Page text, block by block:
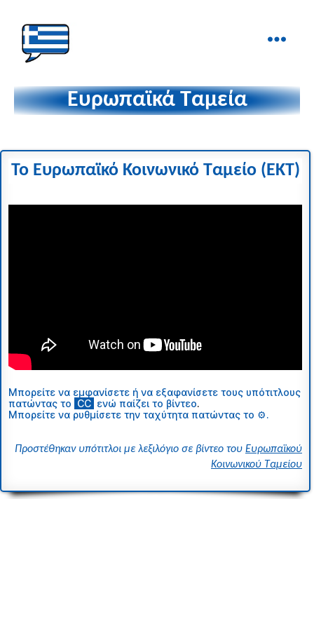
στα
Δάχτυλα! Ευρωπαϊκά Ταμεία
Το Ευρωπαϊκό Κοινωνικό Ταμείο (ΕΚΤ)
Μπορείτε να εμφανίσετε ή να εξαφανίσετε τους υπότιτλους
πατώντας το CC ενώ παίζει το βίντεο.
Μπορείτε να ρυθμίσετε την ταχύτητα πατώντας το ⚙.
Προστέθηκαν υπότιτλοι με λεξιλόγιο σε βίντεο του Ευρωπαϊκού
Κοινωνικού Ταμείου